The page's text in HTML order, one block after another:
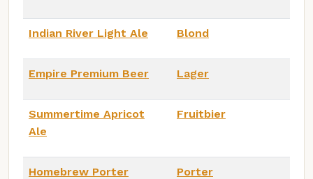
Indian River Light Ale Blond
Empire Premium Beer Lager
Summertime Apricot
Ale
Fruitbier
Homebrew Porter Porter